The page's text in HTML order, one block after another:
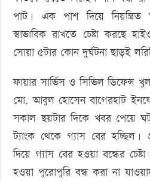
পাট। এক পাশ দিয়ে
স্বাভাবিক রাখতে চেষ্টা করছে
সোয়া ৫টার কোন দুর্ঘটনা ছাড়ই
ফায়ার সার্ভিস ও সিভিল ডিফেন্স
মো. আবুল হোসেন বাগেরহাট
সকাল ছয়টার দিকে খবর পেয়ে
ট্যাংক থেকে গ্যাস বের
দিয়ে গ্যাস বের হওয়া বন্ধের
হওয়া পুরোপুরি বন্ধ করা না